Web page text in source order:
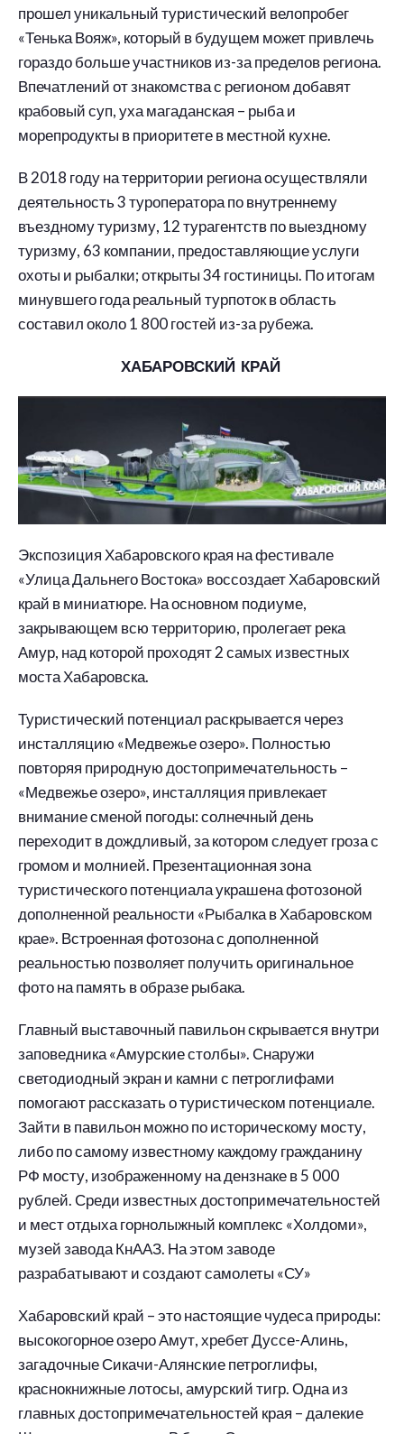
прошел уникальный туристический велопробег
«Тенька Вояж», который в будущем может привлечь
гораздо больше участников из-за пределов региона.
Впечатлений от знакомства с регионом добавят
крабовый суп, уха магаданская – рыба и
морепродукты в приоритете в местной кухне.
В 2018 году на территории региона осуществляли
деятельность 3 туроператора по внутреннему
въездному туризму, 12 турагентств по выездному
туризму, 63 компании, предоставляющие услуги
охоты и рыбалки; открыты 34 гостиницы. По итогам
минувшего года реальный турпоток в область
составил около 1 800 гостей из-за рубежа.
ХАБАРОВСКИЙ КРАЙ
Экспозиция Хабаровского края на фестивале
«Улица Дальнего Востока» воссоздает Хабаровский
край в миниатюре. На основном подиуме,
закрывающем всю территорию, пролегает река
Амур, над которой проходят 2 самых известных
моста Хабаровска.
Туристический потенциал раскрывается через
инсталляцию «Медвежье озеро». Полностью
повторяя природную достопримечательность –
«Медвежье озеро», инсталляция привлекает
внимание сменой погоды: солнечный день
переходит в дождливый, за котором следует гроза с
громом и молнией. Презентационная зона
туристического потенциала украшена фотозоной
дополненной реальности «Рыбалка в Хабаровском
крае». Встроенная фотозона с дополненной
реальностью позволяет получить оригинальное
фото на память в образе рыбака.
Главный выставочный павильон скрывается внутри
заповедника «Амурские столбы». Снаружи
светодиодный экран и камни с петроглифами
помогают рассказать о туристическом потенциале.
Зайти в павильон можно по историческому мосту,
либо по самому известному каждому гражданину
РФ мосту, изображенному на дензнаке в 5 000
рублей. Среди известных достопримечательностей
и мест отдыха горнолыжный комплекс «Холдоми»,
музей завода КнААЗ. На этом заводе
разрабатывают и создают самолеты «СУ»
Хабаровский край – это настоящие чудеса природы:
высокогорное озеро Амут, хребет Дуссе-Алинь,
загадочные Сикачи-Алянские петроглифы,
краснокнижные лотосы, амурский тигр. Одна из
главных достопримечательностей края – далекие